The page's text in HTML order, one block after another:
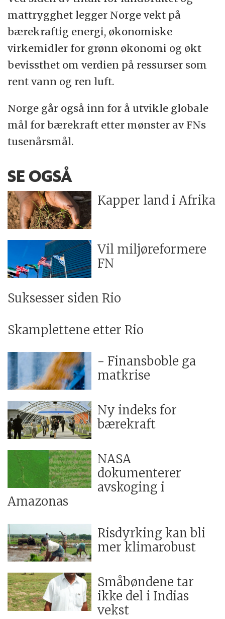
mattrygghet legger Norge vekt på
bærekraftig energi, økonomiske
virkemidler for grønn økonomi og økt
bevissthet om verdien på ressurser som
rent vann og ren luft.
Norge går også inn for å utvikle globale
mål for bærekraft etter mønster av FNs
tusenårsmål.
SE OGSÅ
Kapper land i Afrika
Vil miljøreformere
FN
Suksesser siden Rio
Skamplettene etter Rio
- Finansboble ga
matkrise
Ny indeks for
bærekraft
NASA
dokumenterer
avskoging i
Amazonas
Risdyrking kan bli
mer klimarobust
Småbøndene tar
ikke del i Indias
vekst